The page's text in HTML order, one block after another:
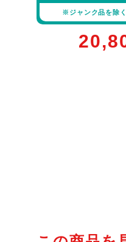
※ジャンク品を除く